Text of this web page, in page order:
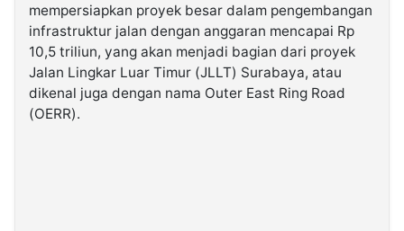
Kabarbaru.co
2026
mempersiapkan proyek besar dalam pengembangan
infrastruktur jalan dengan anggaran mencapai Rp
10,5 triliun, yang akan menjadi bagian dari proyek
Jalan Lingkar Luar Timur (JLLT) Surabaya, atau
dikenal juga dengan nama Outer East Ring Road
(OERR).